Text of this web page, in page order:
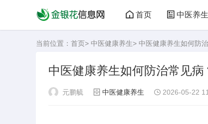
首页 中医养生
当前位置： 首页> 中医健康养生> 中医健康养生如何防
中医健康养生如何防治常见病
元鹏毓 中医健康养生 2026-05-22